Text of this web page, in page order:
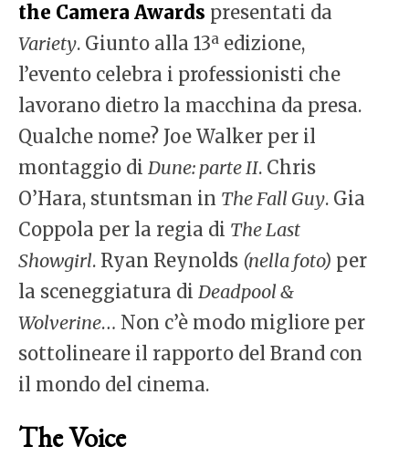
the Camera Awards presentati da
Variety. Giunto alla 13a edizione,
l’evento celebra i professionisti che
lavorano dietro la macchina da presa.
Qualche nome? Joe Walker per il
montaggio di Dune: parte II. Chris
O’Hara, stuntsman in The Fall Guy. Gia
Coppola per la regia di The Last
Showgirl. Ryan Reynolds (nella foto) per
la sceneggiatura di Deadpool &
Wolverine… Non c’è modo migliore per
sottolineare il rapporto del Brand con
il mondo del cinema.
The Voice